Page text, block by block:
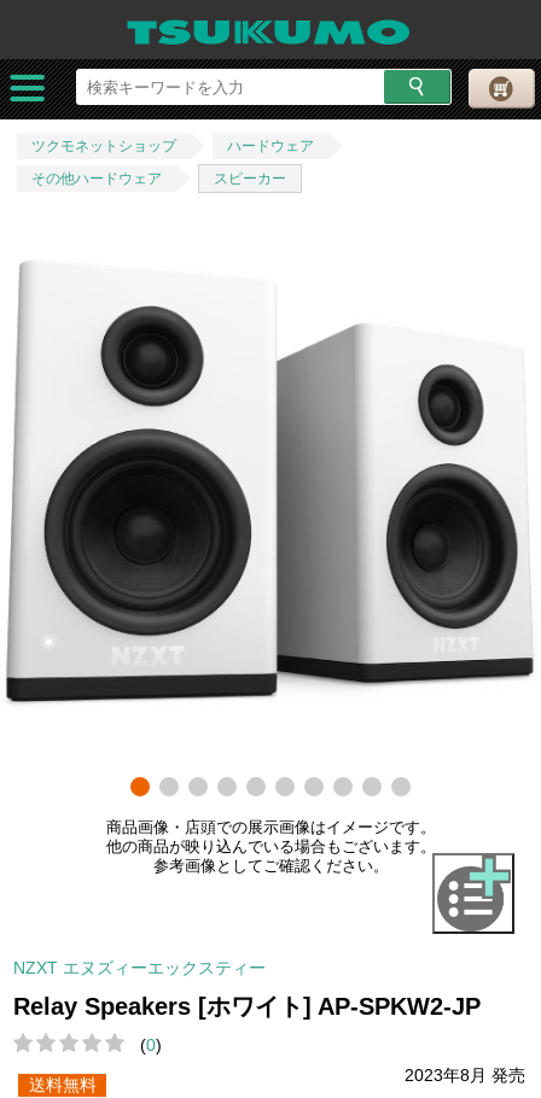
ツクモネットショップ
ハードウェア
その他ハードウェア
スピーカー
商品画像・店頭での展示画像はイメージです。
他の商品が映り込んでいる場合もございます。
参考画像としてご確認ください。
NZXT エヌズィーエックスティー
Relay Speakers [ホワイト] AP-SPKW2-JP
(0)
2023年8月 発売
送料無料